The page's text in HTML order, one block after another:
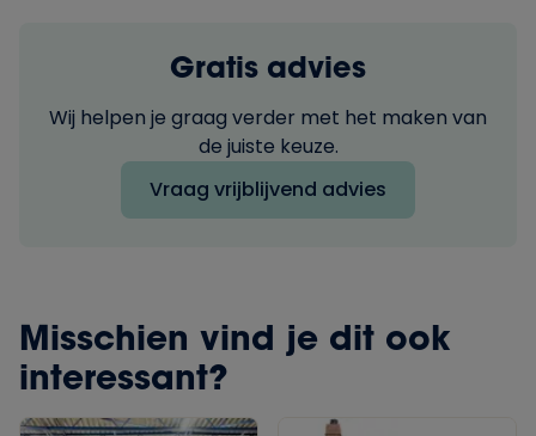
Gratis advies
Wij helpen je graag verder met het maken van
de juiste keuze.
Vraag vrijblijvend advies
Misschien vind je dit ook
interessant?